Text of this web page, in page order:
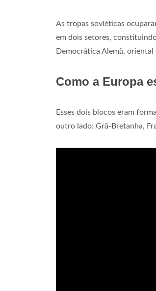
As tropas soviéticas
em dois setores,
Democrática Alemã, oriental
Como a Europa
Esses dois blocos eram
outro lado: Grã-Bretanha,